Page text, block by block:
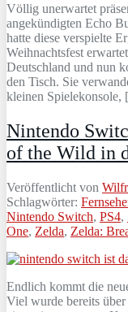
Völlig unerwartet
angekündigten Echo
hatte diese verspielte
Weihnachtsfest
Deutschland und nun
den Tisch. Sie
kleinen
Nintendo
of the Wild in
Veröffentlicht von
Schlagwörter:
Nintendo Switch, PS4,
One, Zelda, Zelda:
Endlich kommt die
Viel wurde bereits